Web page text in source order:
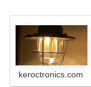
keroctronics.com